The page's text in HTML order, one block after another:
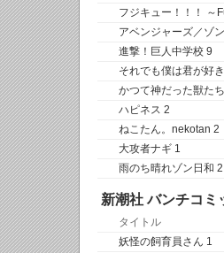
フジキュー！！！ ～
アベンジャーズ／ゾ
進撃！巨人中学校 9
それでも僕は君が好
かつて神だった獣た
ハピネス 2
ねこたん。nekotan 2
大攻者ナギ 1
雨のち晴れゾン日和 2
新潮社 バンチコミ
タイトル
妖怪の飼育員さん 1